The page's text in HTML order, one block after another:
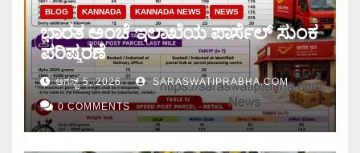
BLOG KANNADA KANNADA NEWS NEWS
ಭಾರತ ಅಂಚೆ ಇಲಾಖೆಯ ಪಾರ್ಸೆಲ್ ಸುಂಕ
ಪರಿಷ್ಕರಣೆ
ಆಗಸ್ಟ್ 5, 2026 SARASWATIPRABHA.COM
0 COMMENTS